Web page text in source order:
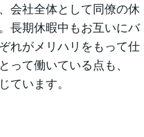
会社全体として同僚の休
長期休暇中もお互いにバ
れがメリハリをもって仕
って働いている点も、
ています。